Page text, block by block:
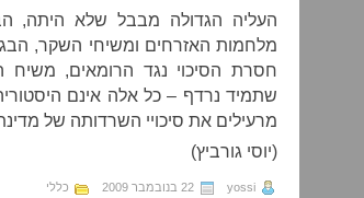
העליה הגדולה מבבל שלא היתה,
מלחמות האזרחים ומשיחי השקר,
חסרת הסיכוי נגד הרומאים, משיח
שתמיד נרדף – כל אלה אינם
מרעילים את סיכויי השרדותה של
(יוסי גורביץ)
yossi 22 בנובמבר 2009
כללי